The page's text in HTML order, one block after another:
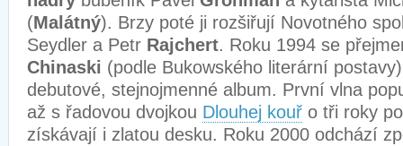
(Malátný). Brzy poté ji rozšiřují Novotného
Seydler a Petr Rajchert. Roku 1994 se
Chinaski (podle Bukowského literární
debutové, stejnojmenné album. První vlna
až s řadovou dvojkou Dlouhej kouř o tři roky
získávají i zlatou desku. Roku 2000 odchází